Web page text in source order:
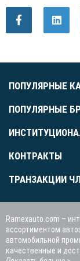
ПОПУЛЯРНЫЕ
ПОПУЛЯРНЫЕ
КОНТРАКТЫ
ТРАНЗАКЦИИ
Ramexauto.com –
ассортиментом
автомобильной
качественные и